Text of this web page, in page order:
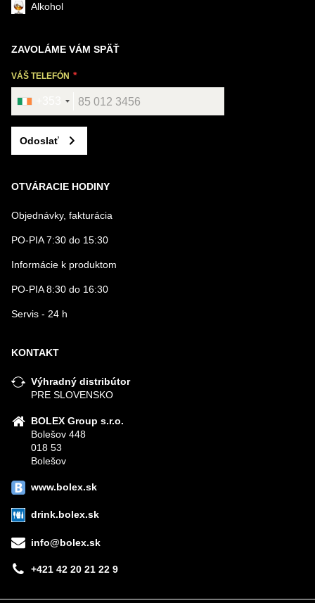
Alkohol
ZAVOLÁME VÁM SPÄŤ
VÁŠ TELEFÓN
Odoslať
OTVÁRACIE HODINY
Objednávky, fakturácia
PO-PIA 7:30 do 15:30
Informácie k produktom
PO-PIA 8:30 do 16:30
Servis - 24 h
KONTAKT
Výhradný distribútor
PRE SLOVENSKO
BOLEX Group s.r.o.
Bolešov 448
018 53
Bolešov
www.bolex.sk
drink.bolex.sk
info@bolex.sk
+421 42 20 21 22 9